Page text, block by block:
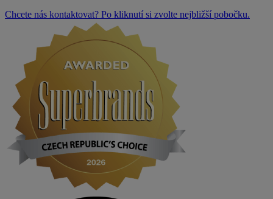
Chcete nás kontaktovat? Po kliknutí si zvolte nejbližší pobočku.